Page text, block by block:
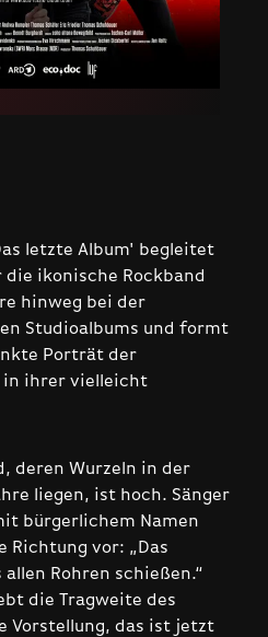
letzte Album' begleitet
die ikonische Rockband
hinweg bei der
Studioalbums und formt
Porträt der
in ihrer vielleicht
deren Wurzeln in der
liegen, ist hoch. Sänger
bürgerlichem Namen
Richtung vor: „Das
Rohren schießen.“
die Tragweite des
Vorstellung, das ist jetzt